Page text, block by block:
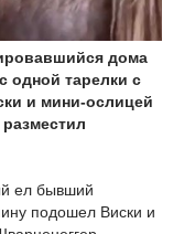
дома
одной тарелки с
и мини-ослицей
ел бывший
подошел Виски и